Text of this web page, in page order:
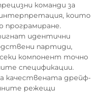
команди за
които
програмиране.
идентични
партиди,
компонент точно
спецификации.
качествената дрейф-
режещи